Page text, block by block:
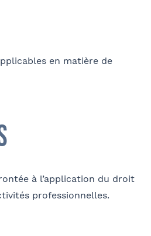
en matière de
à l’application du droit
professionnelles.